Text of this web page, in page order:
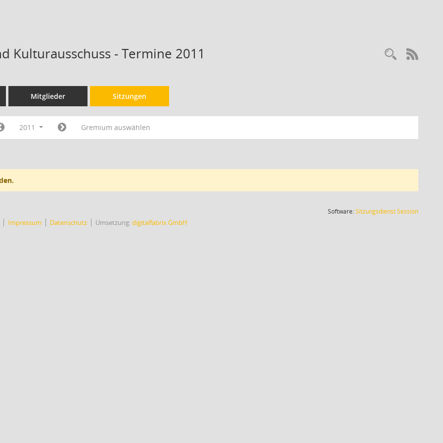
Kulturausschuss - Termine 2011
Mitglieder Sitzungen
2011 Gremium auswählen
Software:SitzungsdienstSession(Wird in
Impressum Datenschutz Umsetzung:digitalfabrix GmbH